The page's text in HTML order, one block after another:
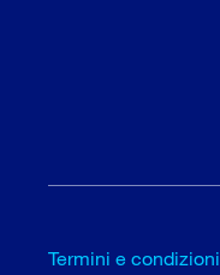
Termini e condizioni